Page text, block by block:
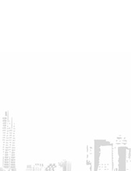
时符合多项条件的，最
为公积金缴存人的，
的，最高上浮100万
力确定。